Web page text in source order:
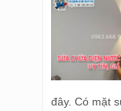
đây. Có mặt